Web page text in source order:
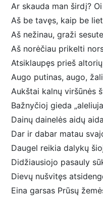
Ar skauda man širdį?
Aš be tavęs, kaip be
Aš nežinau, graži
Aš norėčiau prikelti
Atsiklaupęs prieš
Augo putinas, augo,
Aukštai kalnų viršūnės
Bažnyčioj gieda
Dainų dainelės aidų
Dar ir dabar matau
Daugel reikia dalykų
Didžiausiojo pasauly
Dievų nušvitęs
Eina garsas Prūsų